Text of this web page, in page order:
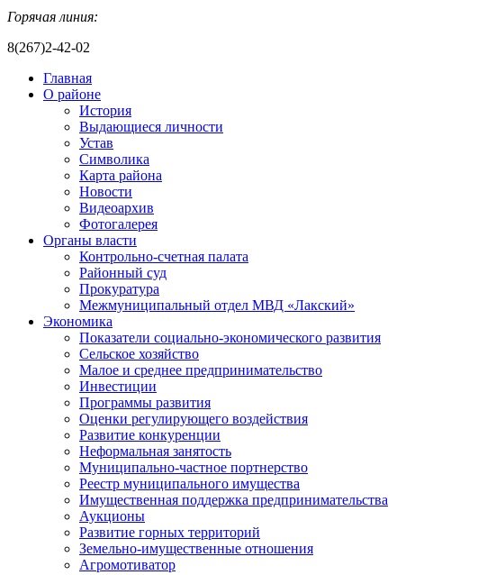
Горячая линия:
8(267)2-42-02
Главная
О районе
История
Выдающиеся личности
Устав
Символика
Карта района
Новости
Видеоархив
Фотогалерея
Органы власти
Контрольно-счетная палата
Районный суд
Прокуратура
Межмуниципальный отдел МВД «Лакский»
Экономика
Показатели социально-экономического развития
Сельское хозяйство
Малое и среднее предпринимательство
Инвестиции
Программы развития
Оценки регулирующего воздействия
Развитие конкуренции
Неформальная занятость
Муниципально-частное портнерство
Реестр муниципального имущества
Имущественная поддержка предпринимательства
Аукционы
Развитие горных территорий
Земельно-имущественные отношения
Агромотиватор